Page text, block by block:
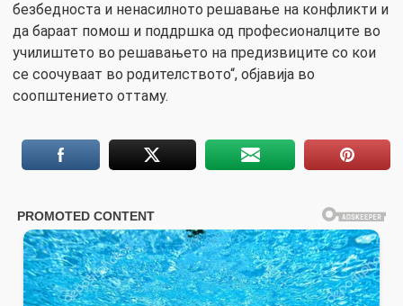
безбедноста и ненасилното решавање на конфликти и
да бараат помош и поддршка од професионалците во
училиштето во решавањето на предизвиците со кои
се соочуваат во родителството“, објавија во
соопштението оттаму.